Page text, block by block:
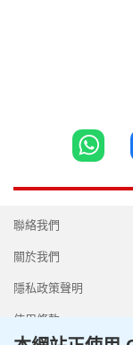
聯絡我們
關於我們
隱私政策聲明
使用條款